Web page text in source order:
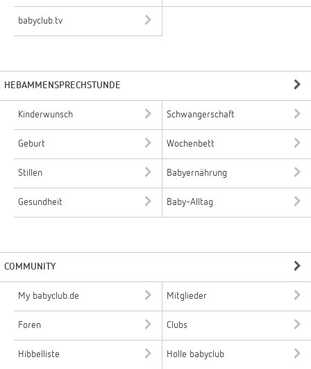
babyclub.tv
HEBAMMENSPRECHSTUNDE
Kinderwunsch Schwangerschaft
Geburt Wochenbett
Stillen Babyernährung
Gesundheit Baby-Alltag
COMMUNITY
My babyclub.de Mitglieder
Foren Clubs
Hibbelliste Holle babyclub